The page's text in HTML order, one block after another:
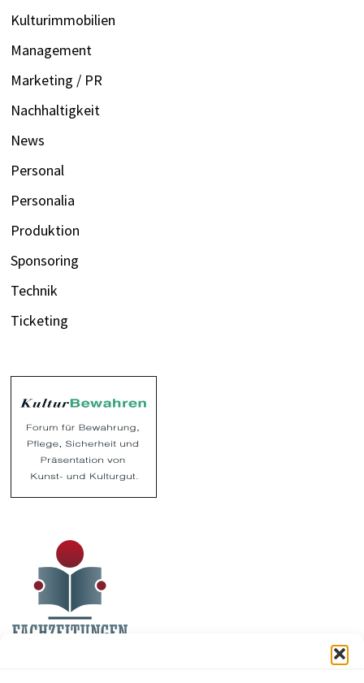
Kulturimmobilien
Management
Marketing / PR
Nachhaltigkeit
News
Personal
Personalia
Produktion
Sponsoring
Technik
Ticketing